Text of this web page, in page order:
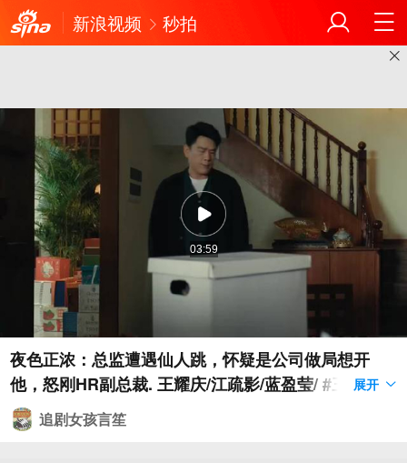
新浪视频 秒拍
03:59
夜色正浓：总监遭遇仙人跳，怀疑是公司做局想开
他，怒刚HR副总裁. 王耀庆/江疏影/蓝盈莹/ #三分钟
展开
追剧女孩言笙